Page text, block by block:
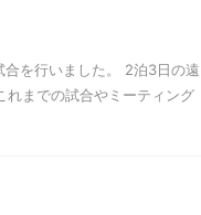
を行いました。 2泊3日の遠
れまでの試合やミーティング